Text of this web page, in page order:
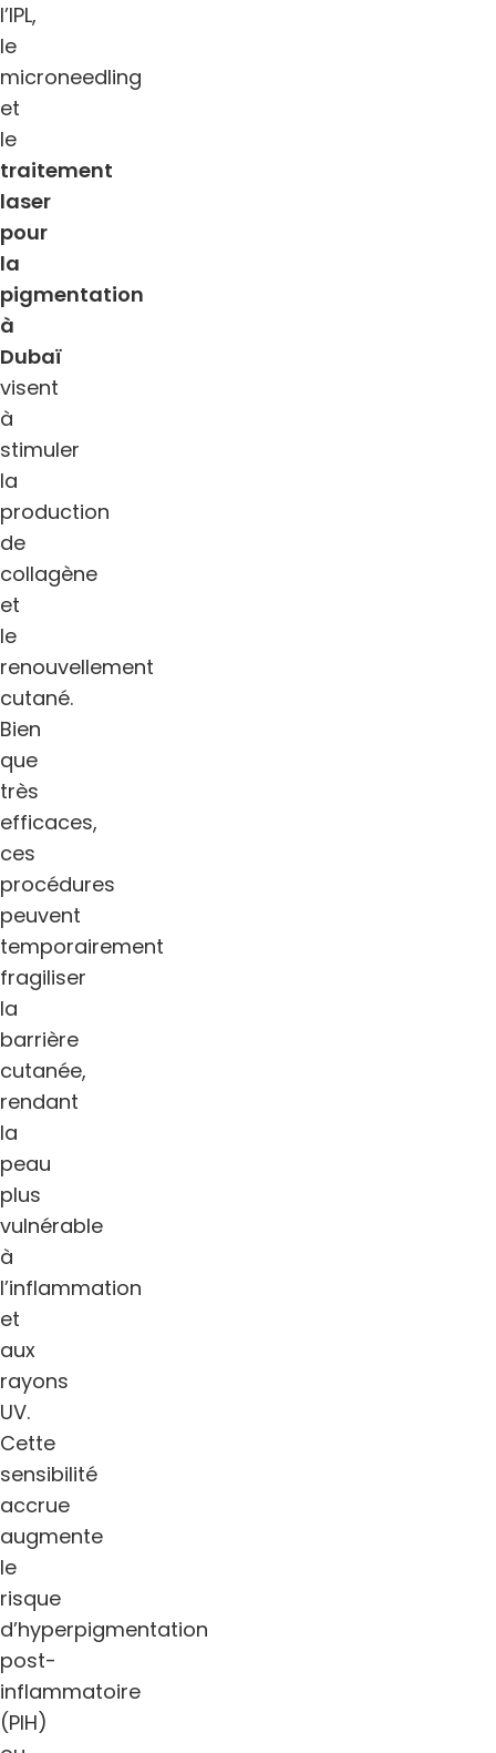
l’IPL,
le
microneedling
et
le
traitement
laser
pour
la
pigmentation
à
Dubaï
visent
à
stimuler
la
production
de
collagène
et
le
renouvellement
cutané.
Bien
que
très
efficaces,
ces
procédures
peuvent
temporairement
fragiliser
la
barrière
cutanée,
rendant
la
peau
plus
vulnérable
à
l’inflammation
et
aux
rayons
UV.
Cette
sensibilité
accrue
augmente
le
risque
d’hyperpigmentation
post-
inflammatoire
(PIH)